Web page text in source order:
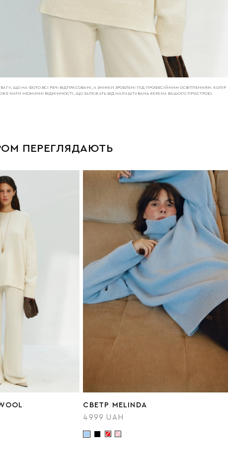
ЩО НА ФОТО ВСІ РЕЧІ ВІДПРАСОВАНІ, А ЗНІМКИ ЗРОБЛЕНІ ПІД ПРОФЕСІЙНИМ ОСВІТЛЕННЯМ. КОЛІР
МАТИ НЕЗНАЧНІ ВІДМІННОСТІ, ЩО ЗАЛЕЖАТЬ ВІД НАЛАШТУВАНЬ ЕКРАНА ВАШОГО ПРИСТРОЮ.
ПЕРЕГЛЯДАЮТЬ
СВЕТР MELINDA
4999 UAH